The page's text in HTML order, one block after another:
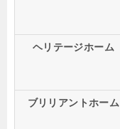
ヘリテージホーム
ブリリアントホーム